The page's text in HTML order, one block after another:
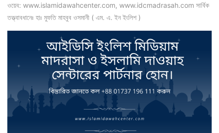
ওয়েব: www.islamidawahcenter.com, www.idcmadrasah.com সার্বিক
তত্ত্বাবধানেঃ হাঃ মুফতি মাহবুব ওসমানী ( এম. এ. ইন ইংলিশ )